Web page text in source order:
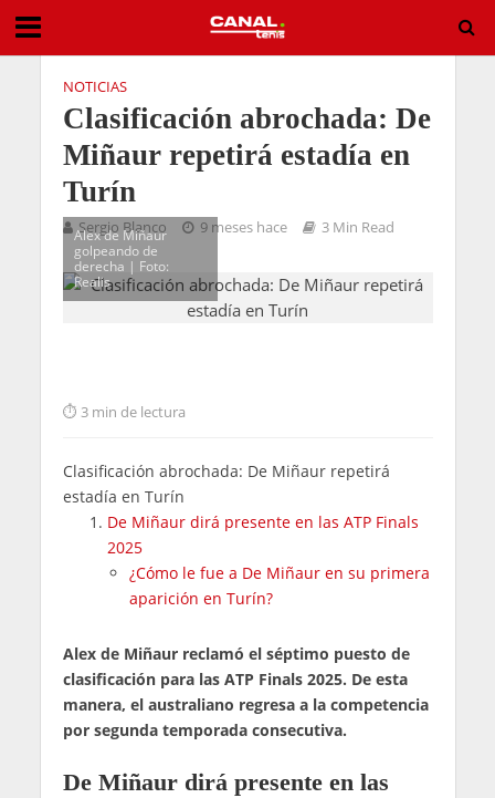
NOTICIAS
Clasificación abrochada: De
Miñaur repetirá estadía en
Turín
Sergio Blanco 9 meses hace 3 Min Read
Alex de Miñaur
golpeando de
derecha | Foto:
Realis
3 min de lectura
Clasificación abrochada: De Miñaur repetirá
estadía en Turín
De Miñaur dirá presente en las ATP Finals
2025
¿Cómo le fue a De Miñaur en su primera
aparición en Turín?
Alex de Miñaur reclamó el séptimo puesto de
clasificación para las ATP Finals 2025. De esta
manera, el australiano regresa a la competencia
por segunda temporada consecutiva.
De Miñaur dirá presente en las